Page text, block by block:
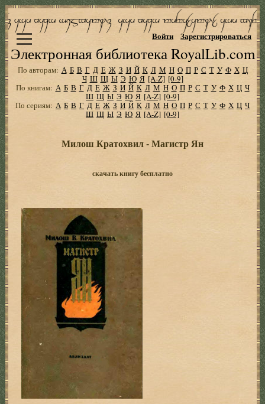
Электронная библиотека RoyalLib.com
Войти Зарегистрироваться
По авторам: А Б В Г Д Е Ж З И Й К Л М Н О П Р С Т У Ф Х Ц
Ч Ш Щ Ы Э Ю Я [A-Z] [0-9]
По книгам: А Б В Г Д Е Ж З И Й К Л М Н О П Р С Т У Ф Х Ц Ч
Ш Щ Ы Э Ю Я [A-Z] [0-9]
По сериям: А Б В Г Д Е Ж З И Й К Л М Н О П Р С Т У Ф Х Ц Ч
Ш Щ Ы Э Ю Я [A-Z] [0-9]
Милош Кратохвил - Магистр Ян
скачать книгу бесплатно